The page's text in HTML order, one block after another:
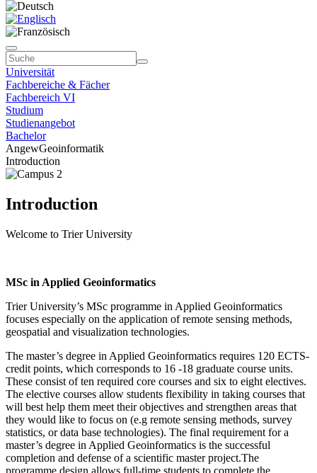
Universität
Fachbereiche & Fächer
Fachbereich VI
Studium
Studienangebot
Bachelor
AngewGeoinformatik
Introduction
Introduction
Welcome to Trier University
MSc in Applied Geoinformatics
Trier University’s MSc programme in Applied Geoinformatics
focuses especially on the application of remote sensing methods,
geospatial and visualization technologies.
The master’s degree in Applied Geoinformatics requires 120 ECTS-
credit points, which corresponds to 16 -18 graduate course units.
These consist of ten required core courses and six to eight electives.
The elective courses allow students flexibility in taking courses that
will best help them meet their objectives and strengthen areas that
they would like to focus on (e.g remote sensing methods, survey
statistics, or data base technologies). The final requirement for a
master’s degree in Applied Geoinformatics is the successful
completion and defense of a scientific master project.The
programme design allows full-time students to complete the